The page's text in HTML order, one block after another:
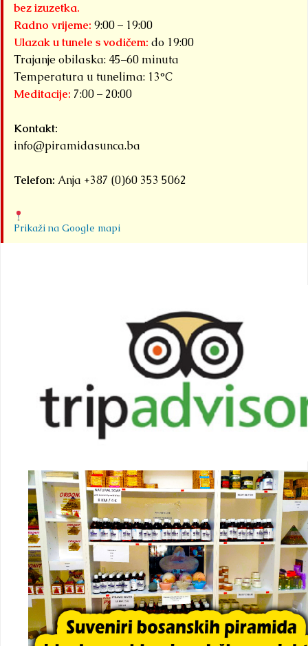
bez izuzetka.
Radno vrijeme: 9:00 – 19:00
Ulazak u tunele s vodičem: do 19:00
Trajanje obilaska: 45–60 minuta
Temperatura u tunelima: 13°C
Meditacije: 7:00 – 20:00
Kontakt:
info@piramidasunca.ba
Telefon: Anja +387 (0)60 353 5062
Prikaži na Google mapi